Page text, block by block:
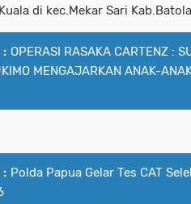
di kec.Mekar Sari
: OPERASI RASAKA CARTENZ :
MENGAJARKAN ANAK-
: Polda Papua Gelar Tes CAT